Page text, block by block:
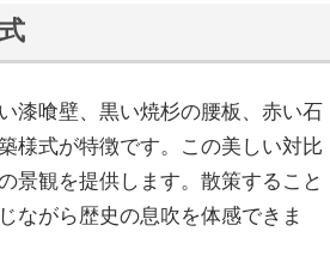
漆喰壁、黒い焼杉の腰板、赤い石
様式が特徴です。この美しい対比
景観を提供します。散策すること
ながら歴史の息吹を体感できま